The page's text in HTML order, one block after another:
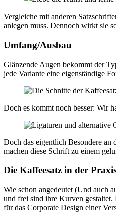
Vergleiche mit anderen
anlegen muss. Dennoch wirkt sie
Umfang/Ausbau
Glänzende Augen bekommt der
jede Variante eine eigenständige
Doch es kommt noch besser: Wir
Doch das eigentlich Besondere
machen diese Schrift zu einem
Die Kaffeesatz in der
Wie schon angedeutet (Und auch
und frei sind ihre Kurven
für das Corporate Design einer